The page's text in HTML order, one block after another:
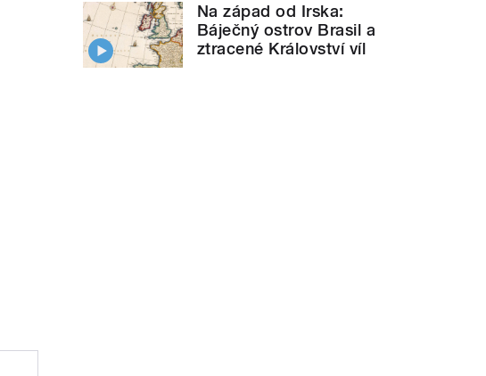
Na západ od Irska:
Báječný ostrov Brasil a
ztracené Království víl